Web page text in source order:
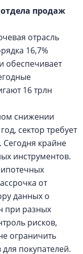
продаж
отрасль
16,7%
обеспечивает
16 трлн
снижении
сектор требует
крайне
инструментов.
от
данных о
при разных
рисков,
ограничить
покупателей.